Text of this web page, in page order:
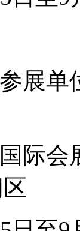
展单
际会